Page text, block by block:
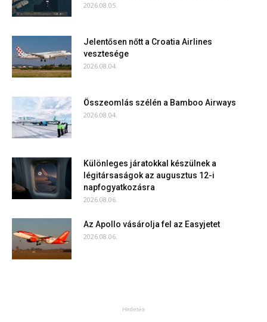
2026.08.05.
Jelentősen nőtt a Croatia Airlines
vesztesége
2026.08.04.
Összeomlás szélén a Bamboo Airways
2026.08.04.
Különleges járatokkal készülnek a
légitársaságok az augusztus 12-i
napfogyatkozásra
2026.08.06.
Az Apollo vásárolja fel az Easyjetet
2026.08.06.
Hirdetés